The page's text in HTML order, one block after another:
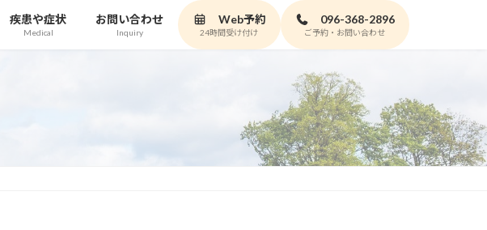
疾患や症状
Medical
お問い合わせ
Inquiry
Web予約
24時間受け付け
096-368-2896
ご予約・お問い合わせ